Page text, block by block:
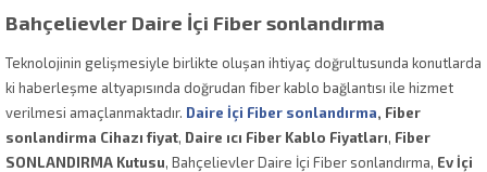
Bahçelievler Daire İçi Fiber sonlandırma
Teknolojinin gelişmesiyle birlikte oluşan ihtiyaç doğrultusunda konutlarda
ki haberleşme altyapısında doğrudan fiber kablo bağlantısı ile hizmet
verilmesi amaçlanmaktadır. Daire İçi Fiber sonlandırma, Fiber
sonlandirma Cihazı fiyat, Daire ıcı Fiber Kablo Fiyatları, Fiber
SONLANDIRMA Kutusu, Bahçelievler Daire İçi Fiber sonlandırma, Ev İçi